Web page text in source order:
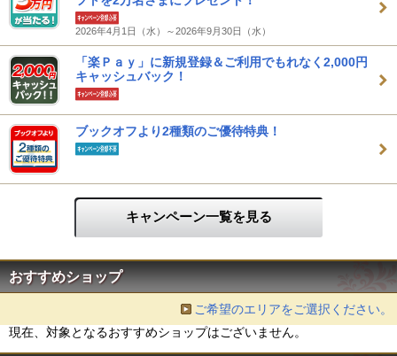
2026年4月1日（水）～2026年9月30日（水）
「楽Ｐａｙ」に新規登録＆ご利用でもれなく2,000円
キャッシュバック！
ブックオフより2種類のご優待特典！
キャンペーン一覧を見る
おすすめショップ
ご希望のエリアをご選択ください。
現在、対象となるおすすめショップはございません。